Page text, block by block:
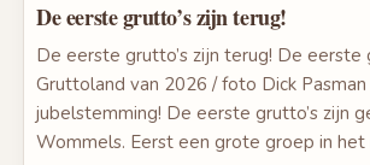
De eerste grutto’s zijn terug!
De eerste grutto’s zijn terug! De eerste
Gruttoland van 2026 / foto Dick
jubelstemming! De eerste grutto’s zijn
Wommels. Eerst een grote groep in